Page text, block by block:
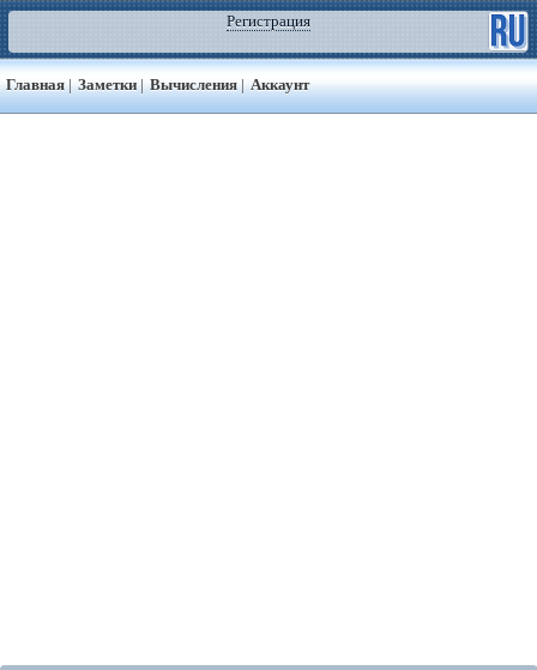
Регистрация
Главная | Заметки | Вычисления | Аккаунт